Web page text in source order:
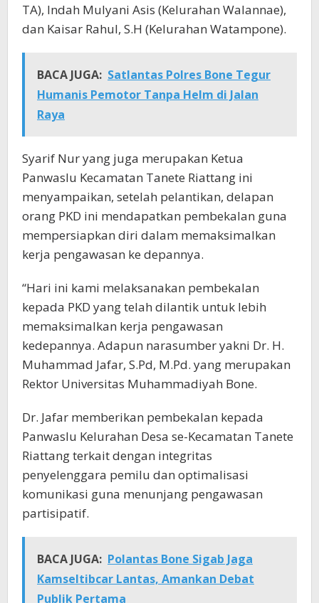
TA), Indah Mulyani Asis (Kelurahan Walannae),
dan Kaisar Rahul, S.H (Kelurahan Watampone).
BACA JUGA: Satlantas Polres Bone Tegur
Humanis Pemotor Tanpa Helm di Jalan
Raya
Syarif Nur yang juga merupakan Ketua
Panwaslu Kecamatan Tanete Riattang ini
menyampaikan, setelah pelantikan, delapan
orang PKD ini mendapatkan pembekalan guna
mempersiapkan diri dalam memaksimalkan
kerja pengawasan ke depannya.
“Hari ini kami melaksanakan pembekalan
kepada PKD yang telah dilantik untuk lebih
memaksimalkan kerja pengawasan
kedepannya. Adapun narasumber yakni Dr. H.
Muhammad Jafar, S.Pd, M.Pd. yang merupakan
Rektor Universitas Muhammadiyah Bone.
Dr. Jafar memberikan pembekalan kepada
Panwaslu Kelurahan Desa se-Kecamatan Tanete
Riattang terkait dengan integritas
penyelenggara pemilu dan optimalisasi
komunikasi guna menunjang pengawasan
partisipatif.
BACA JUGA: Polantas Bone Sigab Jaga
Kamseltibcar Lantas, Amankan Debat
Publik Pertama